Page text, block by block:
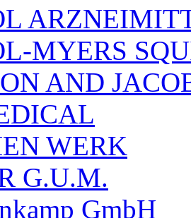
MYERS
AND
WERK
G.U.M.
GmbH